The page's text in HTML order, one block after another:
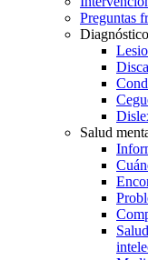
Preguntas
Salud